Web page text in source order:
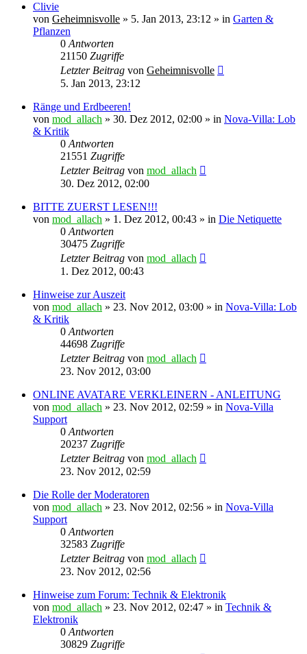
Clivie
von Geheimnisvolle » 5. Jan 2013, 23:12 » in Garten &
Pflanzen
0Antworten
21150 Zugriffe
Letzter Beitrag von Geheimnisvolle
5. Jan 2013, 23:12
Ränge und Erdbeeren!
von mod_allach » 30. Dez 2012, 02:00 » in Nova-Villa: Lob
& Kritik
0Antworten
21551 Zugriffe
Letzter Beitrag von mod_allach
30. Dez 2012, 02:00
BITTE ZUERST LESEN!!!
von mod_allach » 1. Dez 2012, 00:43 » in Die Netiquette
0Antworten
30475 Zugriffe
Letzter Beitrag von mod_allach
1. Dez 2012, 00:43
Hinweise zur Auszeit
von mod_allach » 23. Nov 2012, 03:00 » in Nova-Villa: Lob
& Kritik
0Antworten
44698 Zugriffe
Letzter Beitrag von mod_allach
23. Nov 2012, 03:00
ONLINE AVATARE VERKLEINERN - ANLEITUNG
von mod_allach » 23. Nov 2012, 02:59 » in Nova-Villa
Support
0Antworten
20237 Zugriffe
Letzter Beitrag von mod_allach
23. Nov 2012, 02:59
Die Rolle der Moderatoren
von mod_allach » 23. Nov 2012, 02:56 » in Nova-Villa
Support
0Antworten
32583 Zugriffe
Letzter Beitrag von mod_allach
23. Nov 2012, 02:56
Hinweise zum Forum: Technik & Elektronik
von mod_allach » 23. Nov 2012, 02:47 » in Technik &
Elektronik
0Antworten
30829 Zugriffe